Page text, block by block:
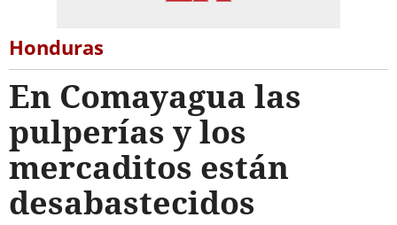
Honduras
En Comayagua las
pulperías y los
mercaditos están
desabastecidos